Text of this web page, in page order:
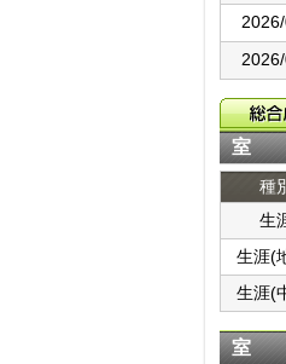
室
種
生
生涯(
生涯(
室